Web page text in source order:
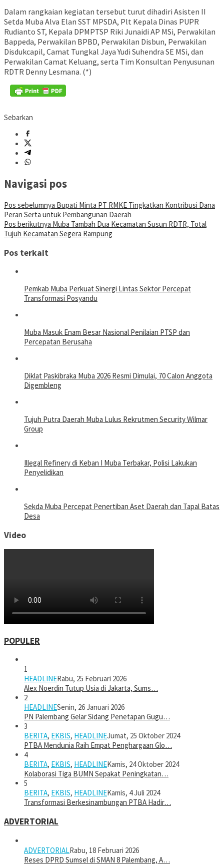
Dalam rangkaian kegiatan tersebut turut dihadiri Asisten II
Setda Muba Alva Elan SST MPSDA, Plt Kepala Dinas PUPR
Rudianto ST, Kepala DPMPTSP Riki Junaidi AP MSi, Perwakilan
Bappeda, Perwakilan BPBD, Perwakilan Disbun, Perwakilan
Disdukcapil, Camat Tungkal Jaya Yudi Suhendra SE MSi, dan
Perwakilan Camat Keluang, serta Tim Konsultan Penyusunan
RDTR Denny Lesmana. (*)
Sebarkan
Navigasi pos
Pos sebelumnya Bupati Minta PT RMKE Tingkatkan Kontribusi Dana
Peran Serta untuk Pembangunan Daerah
Pos berikutnya Muba Tambah Dua Kecamatan Susun RDTR, Total
Tujuh Kecamatan Segera Rampung
Pos terkait
Pemkab Muba Perkuat Sinergi Lintas Sektor Percepat
Transformasi Posyandu
Muba Masuk Enam Besar Nasional Penilaian PTSP dan
Percepatan Berusaha
Diklat Paskibraka Muba 2026 Resmi Dimulai, 70 Calon Anggota
Digembleng
Tujuh Putra Daerah Muba Lulus Rekrutmen Security Wilmar
Group
Illegal Refinery di Keban I Muba Terbakar, Polisi Lakukan
Penyelidikan
Sekda Muba Percepat Penertiban Aset Daerah dan Tapal Batas
Desa
Video
POPULER
1
HEADLINERabu, 25 Februari 2026
Alex Noerdin Tutup Usia di Jakarta, Sums…
2
HEADLINESenin, 26 Januari 2026
PN Palembang Gelar Sidang Penetapan Gugu…
3
BERITA, EKBIS, HEADLINEJumat, 25 Oktober 2024
PTBA Mendunia Raih Empat Penghargaan Glo…
4
BERITA, EKBIS, HEADLINEKamis, 24 Oktober 2024
Kolaborasi Tiga BUMN Sepakat Peningkatan…
5
BERITA, EKBIS, HEADLINEKamis, 4 Juli 2024
Transformasi Berkesinambungan PTBA Hadir…
ADVERTORIAL
ADVERTORIALRabu, 18 Februari 2026
Reses DPRD Sumsel di SMAN 8 Palembang, A…